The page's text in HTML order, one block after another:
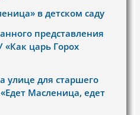
в детском саду
представления
«Как царь Горох
улице для старшего
Масленица, едет